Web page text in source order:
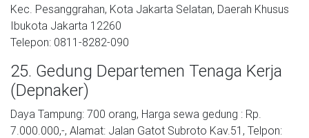
Kec. Pesanggrahan, Kota Jakarta Selatan, Daerah Khusus
Ibukota Jakarta 12260
Telepon: 0811-8282-090
25. Gedung Departemen Tenaga Kerja
(Depnaker)
Daya Tampung: 700 orang, Harga sewa gedung : Rp.
7.000.000,-, Alamat: Jalan Gatot Subroto Kav.51, Telpon: